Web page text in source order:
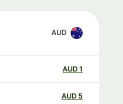
AUD
AUD
AUD